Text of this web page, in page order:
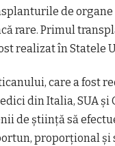
de
rare. Primul
realizat în Statele
care a fost
din Italia, SUA şi
de ştiinţă să
proporţional şi